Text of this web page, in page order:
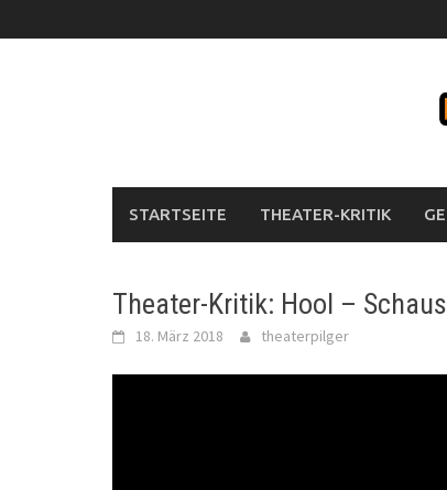
to
STARTSEITE THEATER-KRITIK
Theater-Kritik: Hool –
18. März 2018 theaterpilger